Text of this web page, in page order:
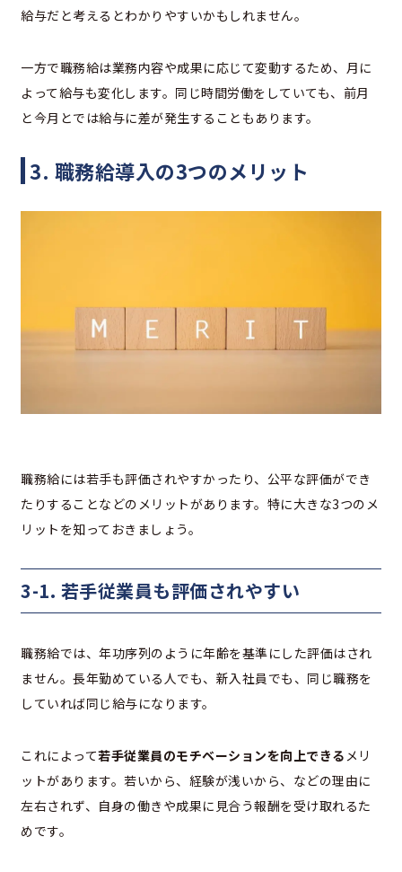
給与だと考えるとわかりやすいかもしれません。
一方で職務給は業務内容や成果に応じて変動するため、月に
よって給与も変化します。同じ時間労働をしていても、前月
と今月とでは給与に差が発生することもあります。
3. 職務給導入の3つのメリット
職務給には若手も評価されやすかったり、公平な評価ができ
たりすることなどのメリットがあります。特に大きな3つのメ
リットを知っておきましょう。
3-1. 若手従業員も評価されやすい
職務給では、年功序列のように年齢を基準にした評価はされ
ません。長年勤めている人でも、新入社員でも、同じ職務を
していれば同じ給与になります。
これによって若手従業員のモチベーションを向上できる メリ
ットがあります。若いから、経験が浅いから、などの理由に
左右されず、自身の働きや成果に見合う報酬を受け取れるた
めです。